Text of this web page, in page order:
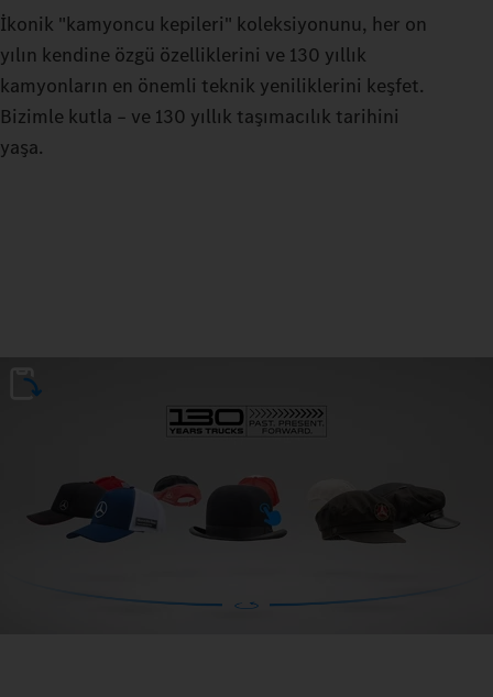
İkonik "kamyoncu kepileri" koleksiyonunu, her on
yılın kendine özgü özelliklerini ve 130 yıllık
kamyonların en önemli teknik yeniliklerini keşfet.
Bizimle kutla – ve 130 yıllık taşımacılık tarihini
yaşa.